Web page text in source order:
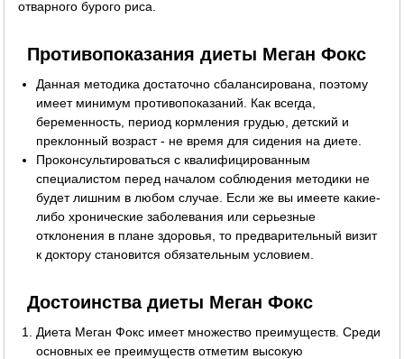
отварного бурого риса.
Противопоказания диеты Меган Фокс
Данная методика достаточно сбалансирована, поэтому
имеет минимум противопоказаний. Как всегда,
беременность, период кормления грудью, детский и
преклонный возраст - не время для сидения на диете.
Проконсультироваться с квалифицированным
специалистом перед началом соблюдения методики не
будет лишним в любом случае. Если же вы имеете какие-
либо хронические заболевания или серьезные
отклонения в плане здоровья, то предварительный визит
к доктору становится обязательным условием.
Достоинства диеты Меган Фокс
Диета Меган Фокс имеет множество преимуществ. Среди
основных ее преимуществ отметим высокую